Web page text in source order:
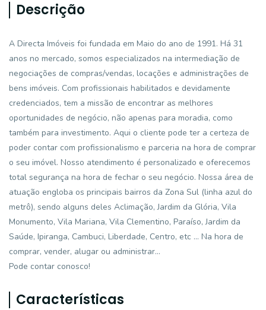
Descrição
A Directa Imóveis foi fundada em Maio do ano de 1991. Há 31
anos no mercado, somos especializados na intermediação de
negociações de compras/vendas, locações e administrações de
bens imóveis. Com profissionais habilitados e devidamente
credenciados, tem a missão de encontrar as melhores
oportunidades de negócio, não apenas para moradia, como
também para investimento. Aqui o cliente pode ter a certeza de
poder contar com profissionalismo e parceria na hora de comprar
o seu imóvel. Nosso atendimento é personalizado e oferecemos
total segurança na hora de fechar o seu negócio. Nossa área de
atuação engloba os principais bairros da Zona Sul (linha azul do
metrô), sendo alguns deles Aclimação, Jardim da Glória, Vila
Monumento, Vila Mariana, Vila Clementino, Paraíso, Jardim da
Saúde, Ipiranga, Cambuci, Liberdade, Centro, etc ... Na hora de
comprar, vender, alugar ou administrar...
Pode contar conosco!
Características